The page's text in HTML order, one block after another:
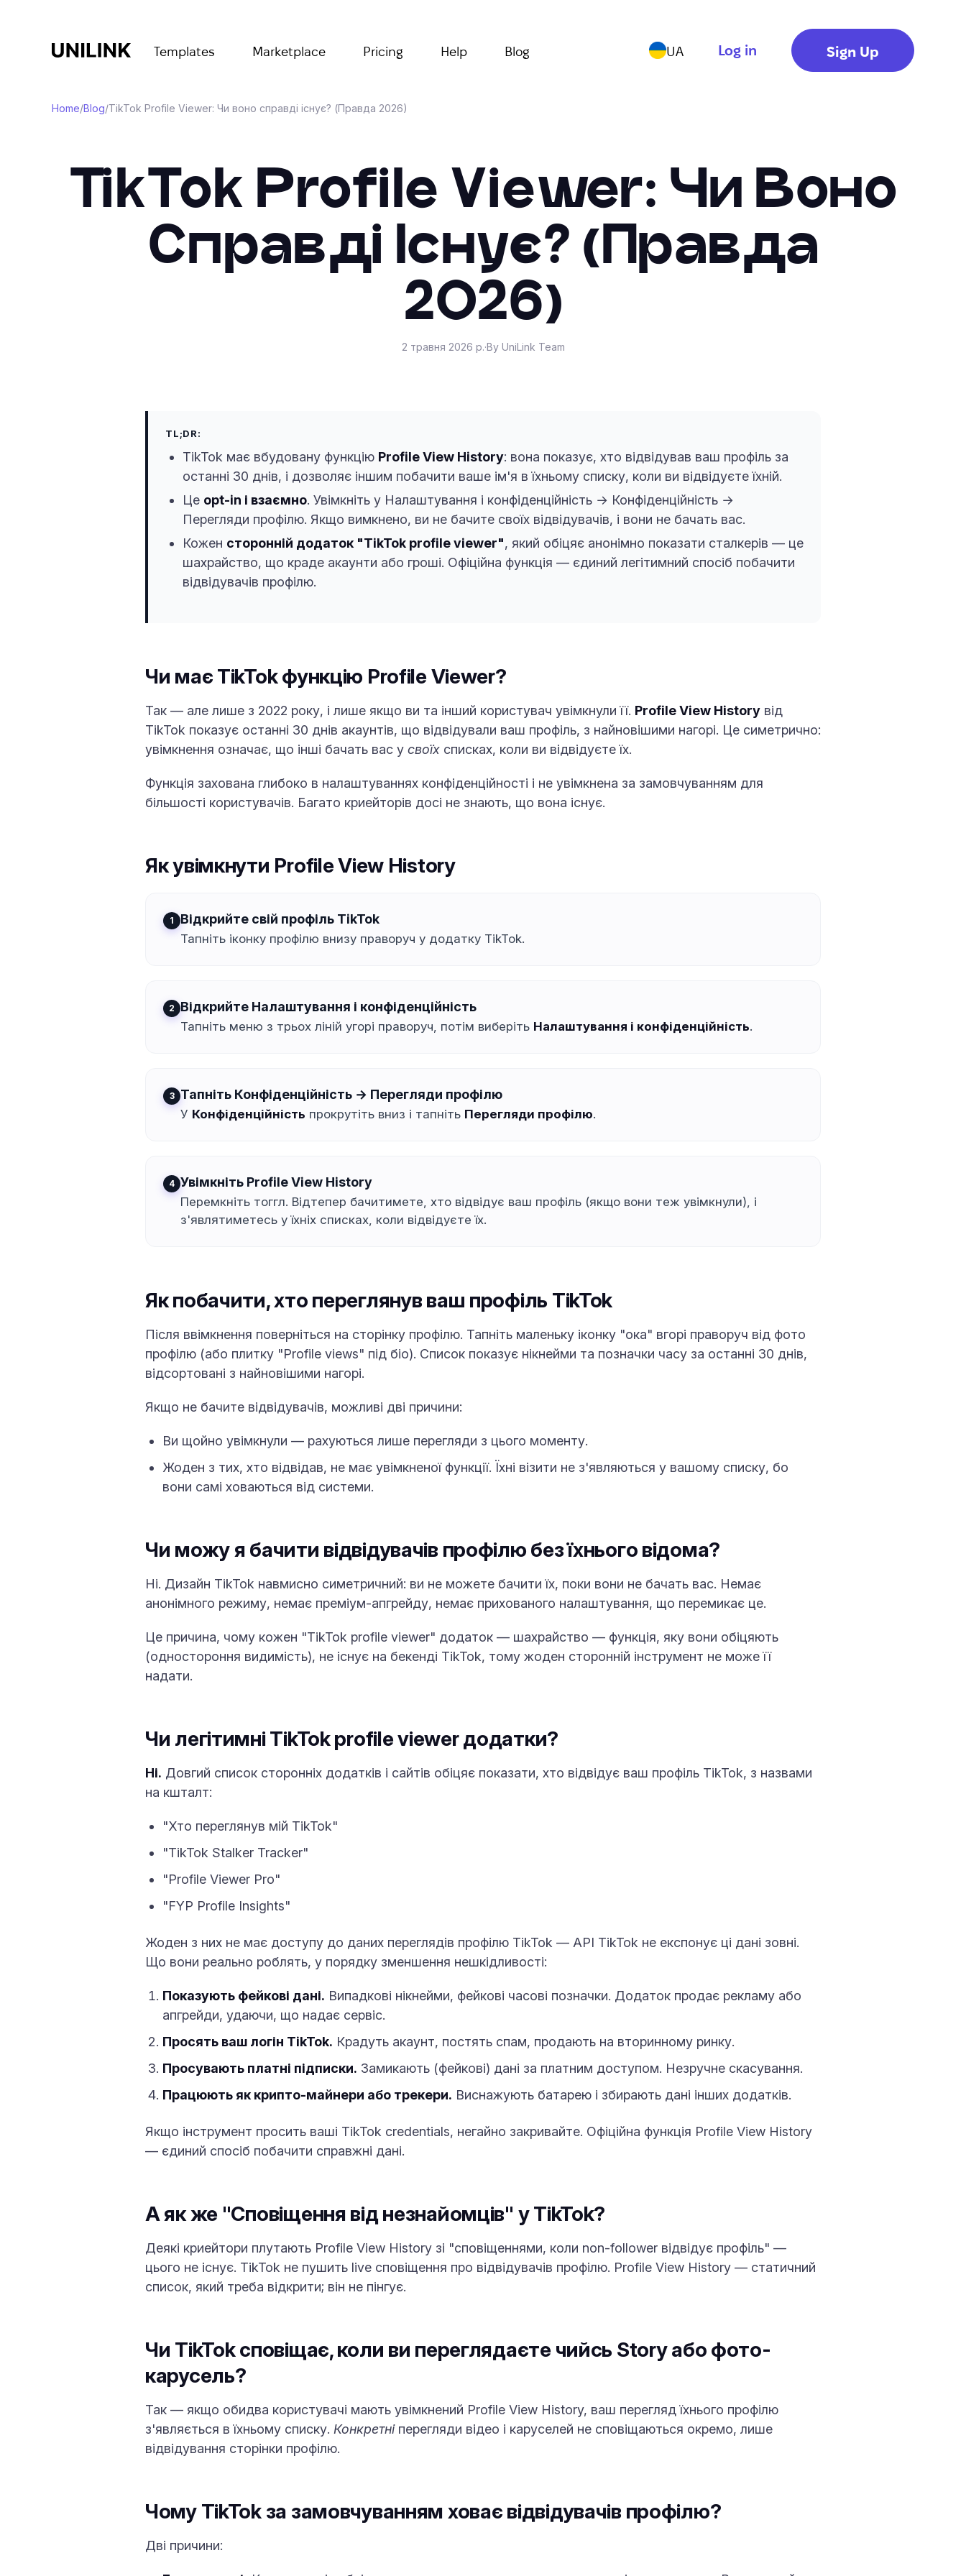
Templates Marketplace Pricing Help Blog UA Log in Sign Up
Home/Blog/TikTok Profile Viewer: Чи воно справді існує? (Правда 2026)
TikTok Profile Viewer: Чи Воно
Справді Існує? (Правда
2026)
2 травня 2026 р.·By UniLink Team
TL;DR:
TikTok має вбудовану функцію Profile View History: вона показує, хто відвідував ваш профіль за
останні 30 днів, і дозволяє іншим побачити ваше ім'я в їхньому списку, коли ви відвідуєте їхній.
Це opt-in і взаємно. Увімкніть у Налаштування і конфіденційність → Конфіденційність →
Перегляди профілю. Якщо вимкнено, ви не бачите своїх відвідувачів, і вони не бачать вас.
Кожен сторонній додаток "TikTok profile viewer", який обіцяє анонімно показати сталкерів — це
шахрайство, що краде акаунти або гроші. Офіційна функція — єдиний легітимний спосіб побачити
відвідувачів профілю.
Чи має TikTok функцію Profile Viewer?
Так — але лише з 2022 року, і лише якщо ви та інший користувач увімкнули її. Profile View History від
TikTok показує останні 30 днів акаунтів, що відвідували ваш профіль, з найновішими нагорі. Це симетрично:
увімкнення означає, що інші бачать вас у своїх списках, коли ви відвідуєте їх.
Функція захована глибоко в налаштуваннях конфіденційності і не увімкнена за замовчуванням для
більшості користувачів. Багато криейторів досі не знають, що вона існує.
Як увімкнути Profile View History
Відкрийте свій профіль TikTok
Тапніть іконку профілю внизу праворуч у додатку TikTok.
Відкрийте Налаштування і конфіденційність
Тапніть меню з трьох ліній угорі праворуч, потім виберіть Налаштування і конфіденційність.
Тапніть Конфіденційність → Перегляди профілю
У Конфіденційність прокрутіть вниз і тапніть Перегляди профілю.
Увімкніть Profile View History
Перемкніть тоггл. Відтепер бачитимете, хто відвідує ваш профіль (якщо вони теж увімкнули), і
з'являтиметесь у їхніх списках, коли відвідуєте їх.
Як побачити, хто переглянув ваш профіль TikTok
Після ввімкнення поверніться на сторінку профілю. Тапніть маленьку іконку "ока" вгорі праворуч від фото
профілю (або плитку "Profile views" під біо). Список показує нікнейми та позначки часу за останні 30 днів,
відсортовані з найновішими нагорі.
Якщо не бачите відвідувачів, можливі дві причини:
Ви щойно увімкнули — рахуються лише перегляди з цього моменту.
Жоден з тих, хто відвідав, не має увімкненої функції. Їхні візити не з'являються у вашому списку, бо
вони самі ховаються від системи.
Чи можу я бачити відвідувачів профілю без їхнього відома?
Ні. Дизайн TikTok навмисно симетричний: ви не можете бачити їх, поки вони не бачать вас. Немає
анонімного режиму, немає преміум-апгрейду, немає прихованого налаштування, що перемикає це.
Це причина, чому кожен "TikTok profile viewer" додаток — шахрайство — функція, яку вони обіцяють
(одностороння видимість), не існує на бекенді TikTok, тому жоден сторонній інструмент не може її
надати.
Чи легітимні TikTok profile viewer додатки?
Ні. Довгий список сторонніх додатків і сайтів обіцяє показати, хто відвідує ваш профіль TikTok, з назвами
на кшталт:
"Хто переглянув мій TikTok"
"TikTok Stalker Tracker"
"Profile Viewer Pro"
"FYP Profile Insights"
Жоден з них не має доступу до даних переглядів профілю TikTok — API TikTok не експонує ці дані зовні.
Що вони реально роблять, у порядку зменшення нешкідливості:
Показують фейкові дані. Випадкові нікнейми, фейкові часові позначки. Додаток продає рекламу або
апгрейди, удаючи, що надає сервіс.
Просять ваш логін TikTok. Крадуть акаунт, постять спам, продають на вторинному ринку.
Просувають платні підписки. Замикають (фейкові) дані за платним доступом. Незручне скасування.
Працюють як крипто-майнери або трекери. Виснажують батарею і збирають дані інших додатків.
Якщо інструмент просить ваші TikTok credentials, негайно закривайте. Офіційна функція Profile View History
— єдиний спосіб побачити справжні дані.
А як же "Сповіщення від незнайомців" у TikTok?
Деякі криейтори плутають Profile View History зі "сповіщеннями, коли non-follower відвідує профіль" —
цього не існує. TikTok не пушить live сповіщення про відвідувачів профілю. Profile View History — статичний
список, який треба відкрити; він не пінгує.
Чи TikTok сповіщає, коли ви переглядаєте чийсь Story або фото-
карусель?
Так — якщо обидва користувачі мають увімкнений Profile View History, ваш перегляд їхнього профілю
з'являється в їхньому списку. Конкретніперегляди відео і каруселей не сповіщаються окремо, лише
відвідування сторінки профілю.
Чому TikTok за замовчуванням ховає відвідувачів профілю?
Дві причини: